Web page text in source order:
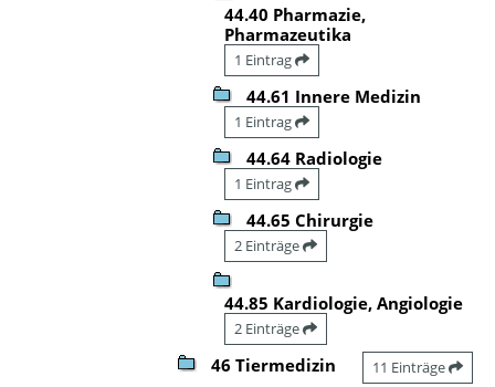
44.40 Pharmazie,
Pharmazeutika
1 Eintrag
44.61 Innere Medizin
1 Eintrag
44.64 Radiologie
1 Eintrag
44.65 Chirurgie
2 Einträge
44.85 Kardiologie, Angiologie
2 Einträge
46 Tiermedizin 11 Einträge